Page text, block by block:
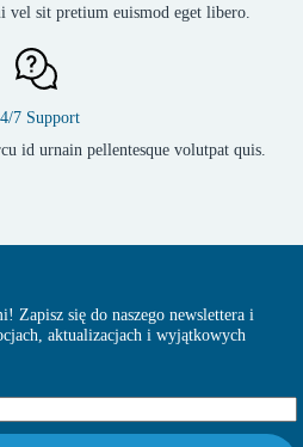
sit pretium euismod eget libero.
7 Support
id urnain pellentesque volutpat quis.
Zapisz się do naszego newslettera i
aktualizacjach i wyjątkowych